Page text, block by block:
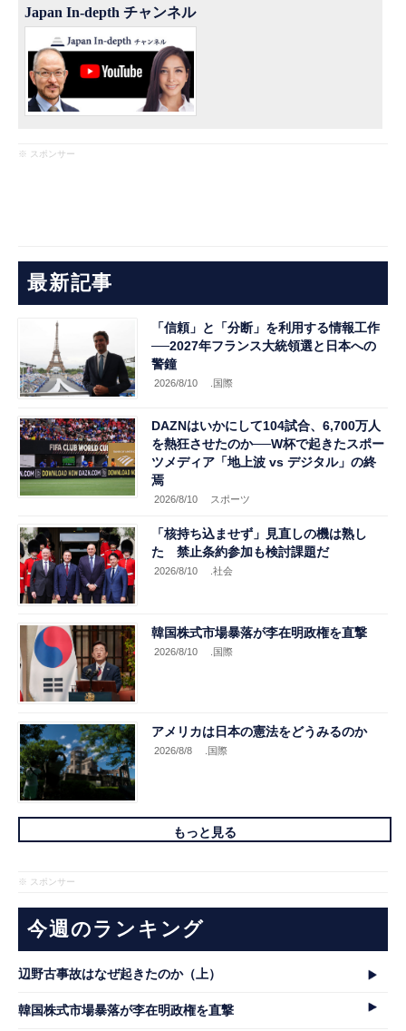
Japan In-depth チャンネル
※ スポンサー
最新記事
「信頼」と「分断」を利用する情報工作
──2027年フランス大統領選と日本への
警鐘
2026/8/10 .国際
DAZNはいかにして104試合、6,700万人
を熱狂させたのか──W杯で起きたスポー
ツメディア「地上波 vs デジタル」の終
焉
2026/8/10 スポーツ
「核持ち込ませず」見直しの機は熟し
た 禁止条約参加も検討課題だ
2026/8/10 .社会
韓国株式市場暴落が李在明政権を直撃
2026/8/10 .国際
アメリカは日本の憲法をどうみるのか
2026/8/8 .国際
もっと見る
※ スポンサー
今週のランキング
辺野古事故はなぜ起きたのか（上）
韓国株式市場暴落が李在明政権を直撃